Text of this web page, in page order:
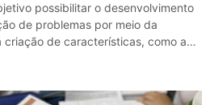
possibilitar o desenvolvimento
de problemas por meio da
de características, como a